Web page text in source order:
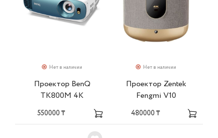
Нет в наличии
Проектор BenQ
TK800M 4K
550000 ₸
Нет в наличии
Проектор Zentek
Fengmi V10
480000 ₸